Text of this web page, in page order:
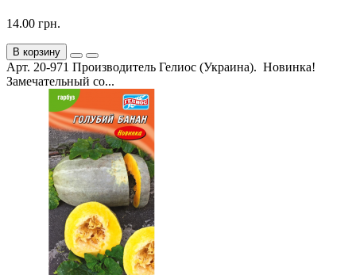
14.00 грн.
В корзину
Арт. 20-971 Производитель Гелиос (Украина). Новинка!
Замечательный со...